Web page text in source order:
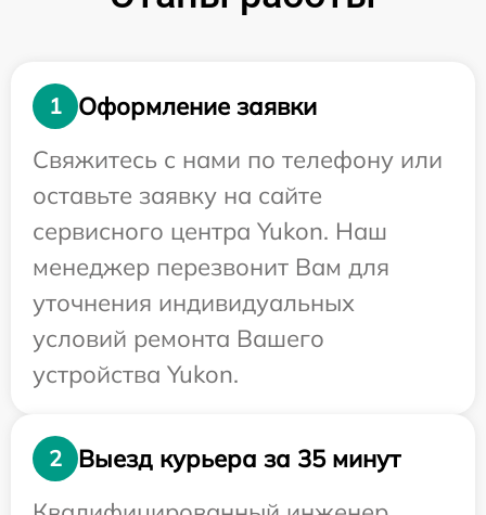
1
Оформление заявки
Свяжитесь с нами по телефону или
оставьте заявку на сайте
сервисного центра Yukon. Наш
менеджер перезвонит Вам для
уточнения индивидуальных
условий ремонта Вашего
устройства Yukon.
2
Выезд курьера за 35 минут